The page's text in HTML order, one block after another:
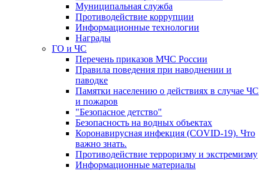
Муниципальная служба
Противодействие коррупции
Информационные технологии
Награды
ГО и ЧС
Перечень приказов МЧС России
Правила поведения при наводнении и
паводке
Памятки населению о действиях в случае ЧС
и пожаров
"Безопасное детство"
Безопасность на водных объектах
Коронавирусная инфекция (COVID-19). Что
важно знать.
Противодействие терроризму и экстремизму
Информационные материалы